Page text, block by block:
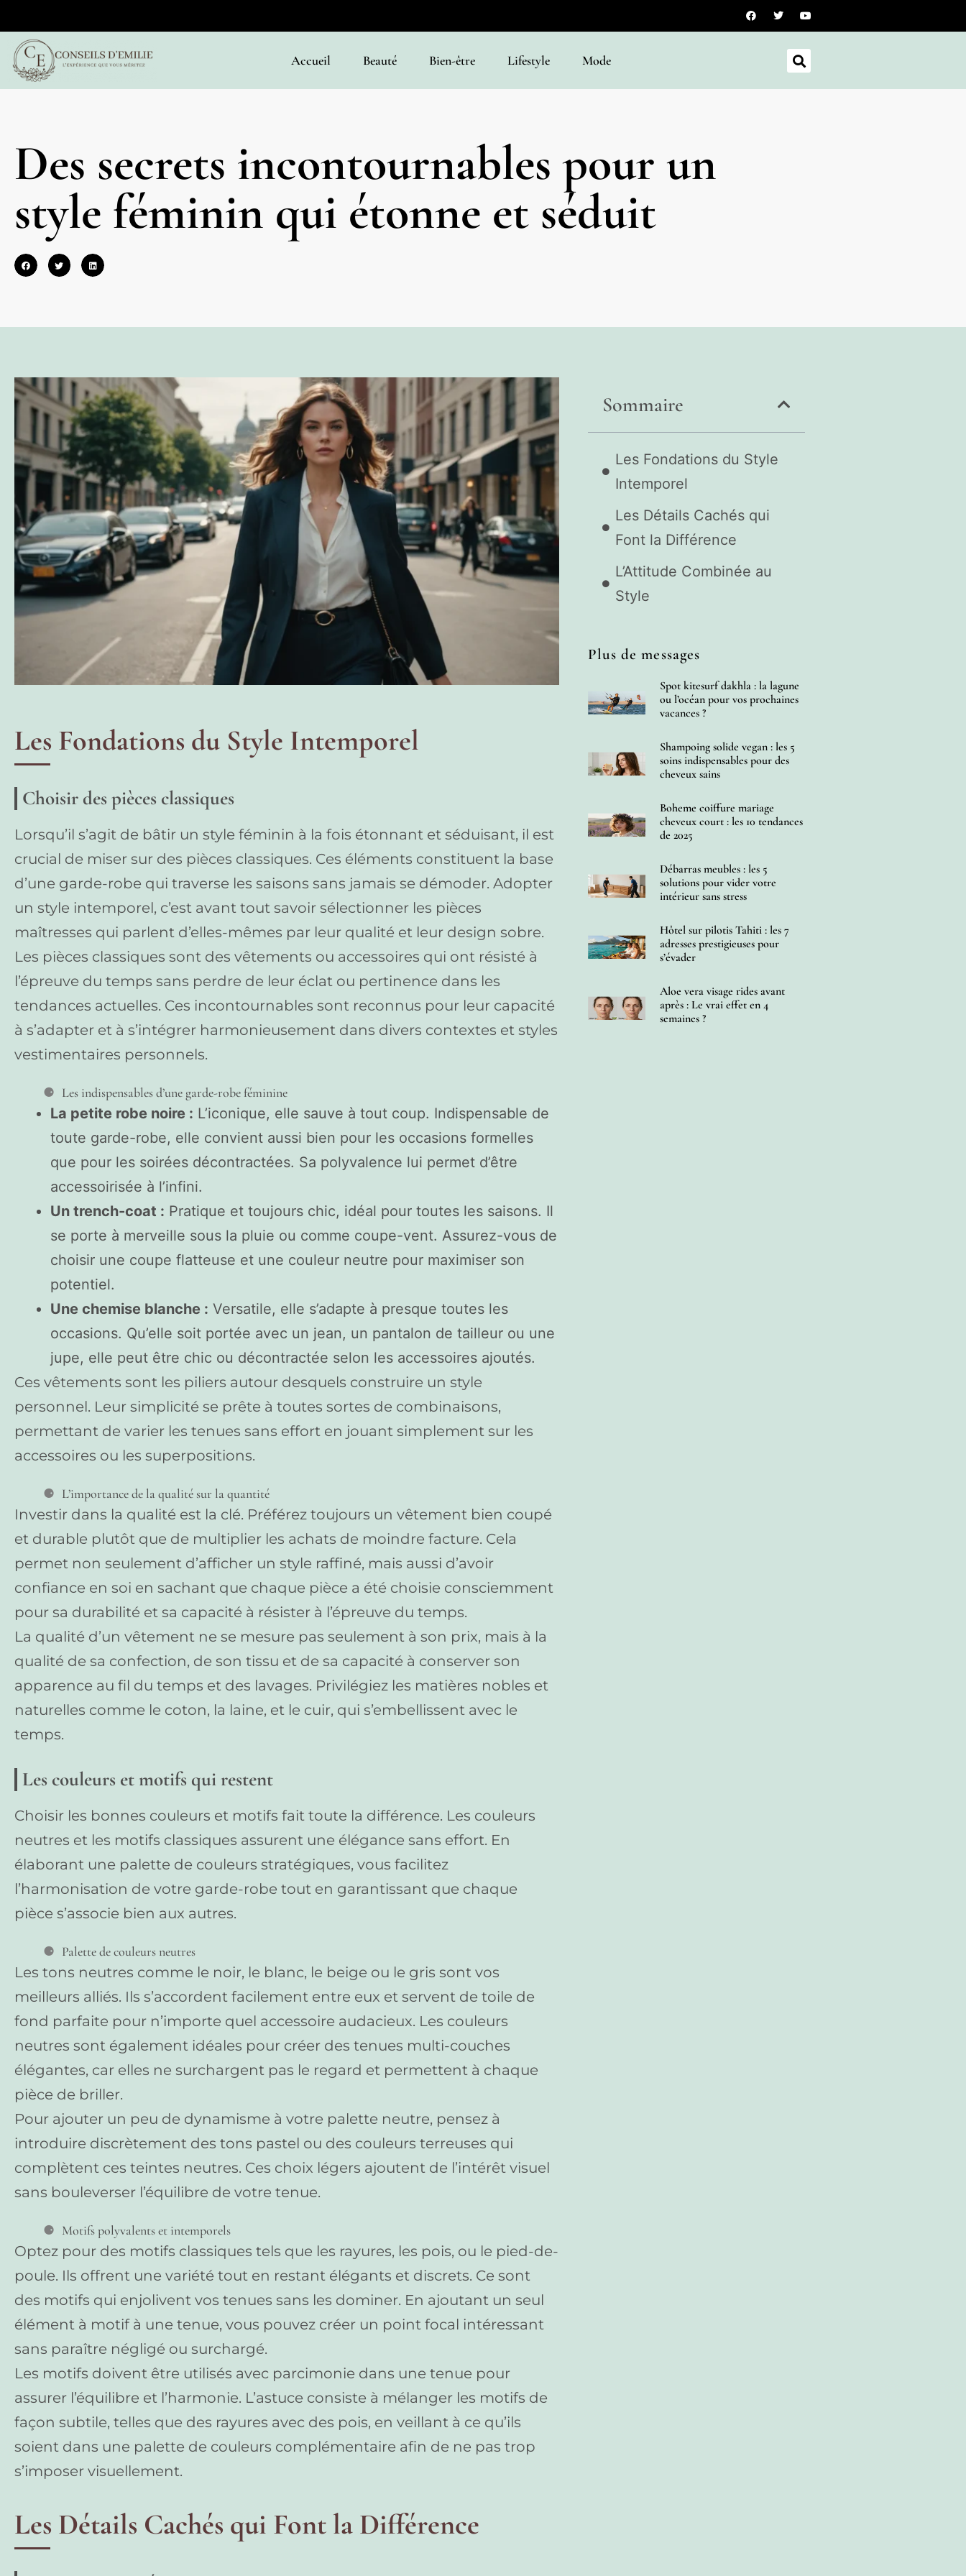
Accueil Beauté Bien-être Lifestyle Mode
Des secrets incontournables pour un
style féminin qui étonne et séduit
Les Fondations du Style Intemporel
Choisir des pièces classiques
Lorsqu’il s’agit de bâtir un style féminin à la fois étonnant et séduisant, il est
crucial de miser sur des pièces classiques. Ces éléments constituent la base
d’une garde-robe qui traverse les saisons sans jamais se démoder. Adopter
un style intemporel, c’est avant tout savoir sélectionner les pièces
maîtresses qui parlent d’elles-mêmes par leur qualité et leur design sobre.
Les pièces classiques sont des vêtements ou accessoires qui ont résisté à
l’épreuve du temps sans perdre de leur éclat ou pertinence dans les
tendances actuelles. Ces incontournables sont reconnus pour leur capacité
à s’adapter et à s’intégrer harmonieusement dans divers contextes et styles
vestimentaires personnels.
Les indispensables d’une garde-robe féminine
La petite robe noire : L’iconique, elle sauve à tout coup. Indispensable de
toute garde-robe, elle convient aussi bien pour les occasions formelles
que pour les soirées décontractées. Sa polyvalence lui permet d’être
accessoirisée à l’infini.
Un trench-coat : Pratique et toujours chic, idéal pour toutes les saisons. Il
se porte à merveille sous la pluie ou comme coupe-vent. Assurez-vous de
choisir une coupe flatteuse et une couleur neutre pour maximiser son
potentiel.
Une chemise blanche : Versatile, elle s’adapte à presque toutes les
occasions. Qu’elle soit portée avec un jean, un pantalon de tailleur ou une
jupe, elle peut être chic ou décontractée selon les accessoires ajoutés.
Ces vêtements sont les piliers autour desquels construire un style
personnel. Leur simplicité se prête à toutes sortes de combinaisons,
permettant de varier les tenues sans effort en jouant simplement sur les
accessoires ou les superpositions.
L’importance de la qualité sur la quantité
Investir dans la qualité est la clé. Préférez toujours un vêtement bien coupé
et durable plutôt que de multiplier les achats de moindre facture. Cela
permet non seulement d’afficher un style raffiné, mais aussi d’avoir
confiance en soi en sachant que chaque pièce a été choisie consciemment
pour sa durabilité et sa capacité à résister à l’épreuve du temps.
La qualité d’un vêtement ne se mesure pas seulement à son prix, mais à la
qualité de sa confection, de son tissu et de sa capacité à conserver son
apparence au fil du temps et des lavages. Privilégiez les matières nobles et
naturelles comme le coton, la laine, et le cuir, qui s’embellissent avec le
temps.
Les couleurs et motifs qui restent
Choisir les bonnes couleurs et motifs fait toute la différence. Les couleurs
neutres et les motifs classiques assurent une élégance sans effort. En
élaborant une palette de couleurs stratégiques, vous facilitez
l’harmonisation de votre garde-robe tout en garantissant que chaque
pièce s’associe bien aux autres.
Palette de couleurs neutres
Les tons neutres comme le noir, le blanc, le beige ou le gris sont vos
meilleurs alliés. Ils s’accordent facilement entre eux et servent de toile de
fond parfaite pour n’importe quel accessoire audacieux. Les couleurs
neutres sont également idéales pour créer des tenues multi-couches
élégantes, car elles ne surchargent pas le regard et permettent à chaque
pièce de briller.
Pour ajouter un peu de dynamisme à votre palette neutre, pensez à
introduire discrètement des tons pastel ou des couleurs terreuses qui
complètent ces teintes neutres. Ces choix légers ajoutent de l’intérêt visuel
sans bouleverser l’équilibre de votre tenue.
Motifs polyvalents et intemporels
Optez pour des motifs classiques tels que les rayures, les pois, ou le pied-de-
poule. Ils offrent une variété tout en restant élégants et discrets. Ce sont
des motifs qui enjolivent vos tenues sans les dominer. En ajoutant un seul
élément à motif à une tenue, vous pouvez créer un point focal intéressant
sans paraître négligé ou surchargé.
Les motifs doivent être utilisés avec parcimonie dans une tenue pour
assurer l’équilibre et l’harmonie. L’astuce consiste à mélanger les motifs de
façon subtile, telles que des rayures avec des pois, en veillant à ce qu’ils
soient dans une palette de couleurs complémentaire afin de ne pas trop
s’imposer visuellement.
Les Détails Cachés qui Font la Différence
Sommaire
Les Fondations du Style
Intemporel
Les Détails Cachés qui
Font la Différence
L’Attitude Combinée au
Style
Plus de messages
Spot kitesurf dakhla : la lagune
ou l’océan pour vos prochaines
vacances ?
Shampoing solide vegan : les 5
soins indispensables pour des
cheveux sains
Boheme coiffure mariage
cheveux court : les 10 tendances
de 2025
Débarras meubles : les 5
solutions pour vider votre
intérieur sans stress
Hôtel sur pilotis Tahiti : les 7
adresses prestigieuses pour
s’évader
Aloe vera visage rides avant
après : Le vrai effet en 4
semaines ?